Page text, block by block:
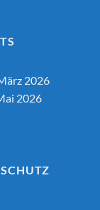
2026
2026